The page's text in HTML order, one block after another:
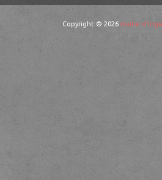
Copyright © 2026 mairie